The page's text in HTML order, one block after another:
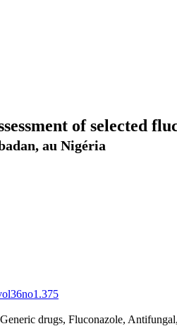
of selected
au Nigéria
drugs, Fluconazole,